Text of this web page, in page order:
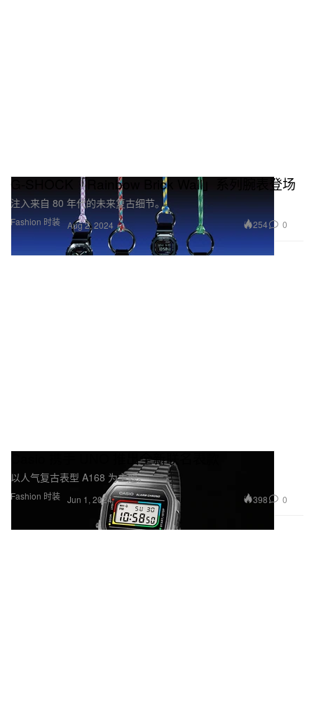
Fashion 时装
G-SHOCK「Rainbow Brick Wall」系列腕表登场
注入来自 80 年代的未来复古细节。
Aug 2, 2024 254 0
Fashion 时装
Casio 携手 UNO 推出全新联名表款
以人气复古表型 A168 为主题。
Jun 1, 2024 398 0